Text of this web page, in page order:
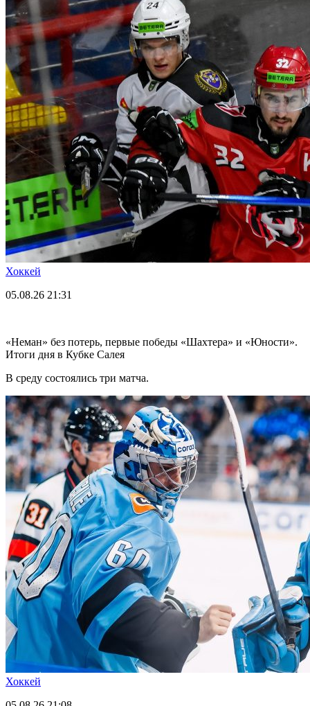
Хоккей
05.08.26 21:31
«Неман» без потерь, первые победы «Шахтера» и «Юности».
Итоги дня в Кубке Салея
В среду состоялись три матча.
Хоккей